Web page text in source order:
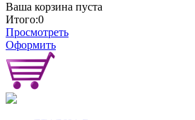
Ваша корзина пуста
Итого:0
Просмотреть
Оформить